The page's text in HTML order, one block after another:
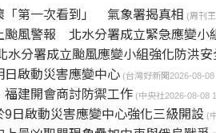
「第一次看到」 氣象署揭真相 (周刊
颱風警報 北水分署成立緊急應變小
水分署成立颱風應變小組強化防洪安
啟動災害應變中心 (台灣好新聞2026-08-08
建開會商討防禦工作 (中央社2026-08-08
9日啟動災害應變中心強化三級開設 (